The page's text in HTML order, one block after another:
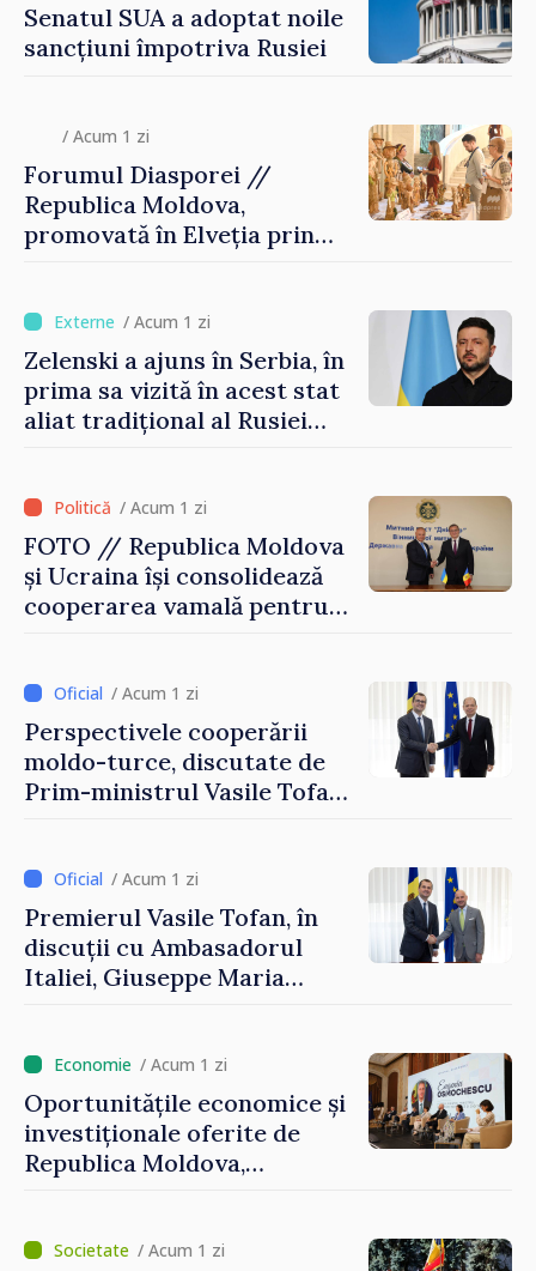
Senatul SUA a adoptat noile
sancțiuni împotriva Rusiei
/ Acum 1 zi
Forumul Diasporei //
Republica Moldova,
promovată în Elveția prin
/ Acum 1 zi
Zelenski a ajuns în Serbia, în
prima sa vizită în acest stat
aliat tradițional al Rusiei
/ Acum 1 zi
FOTO // Republica Moldova
și Ucraina își consolidează
cooperarea vamală pentru
Reuniune la Moghiliov-
Podolsk
/ Acum 1 zi
Perspectivele cooperării
moldo-turce, discutate de
Prim-ministrul Vasile Tofan
/ Acum 1 zi
Premierul Vasile Tofan, în
discuții cu Ambasadorul
Italiei, Giuseppe Maria
/ Acum 1 zi
Oportunitățile economice și
investiționale oferite de
Republica Moldova,
Forumul Diasporei
/ Acum 1 zi